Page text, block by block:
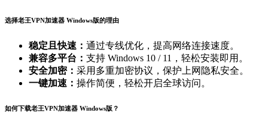
选择老王VPN加速器 Windows版的理由
稳定且快速： 通过专线优化，提高网络连接速度。
兼容多平台： 支持 Windows 10 / 11，轻松安装即用。
安全加密： 采用多重加密协议，保护上网隐私安全。
一键加速： 操作简便，轻松开启全球访问。
如何下载老王VPN加速器 Windows版？